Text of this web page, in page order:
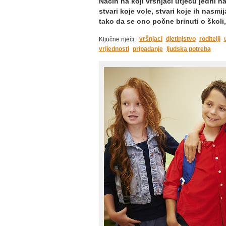
stvari koje vole, stvari koje ih
tako da se ono počne brinuti o
Ključne riječi: vršnjaci djetinjstvo roditelji
vrijednosti pripadanje ljudska potreba